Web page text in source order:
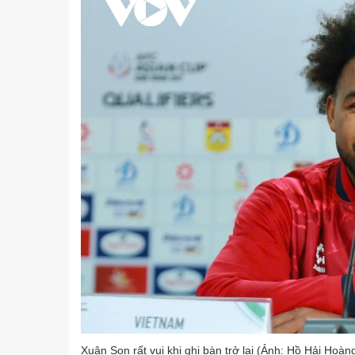
Xuân Son rất vui khi ghi bàn trở lại (Ảnh: Hồ Hải